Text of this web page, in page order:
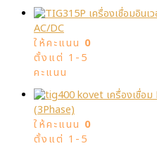
เครื่องเชื่อมอิน
AC/DC
ให้คะแนน 0
ตั้งแต่ 1-5
คะแนน
เครื่องเชื่อ
(3Phase)
ให้คะแนน 0
ตั้งแต่ 1-5